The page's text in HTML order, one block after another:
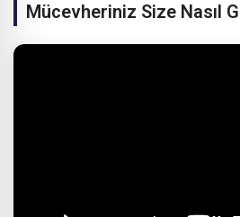
Mücevheriniz Size Nasıl